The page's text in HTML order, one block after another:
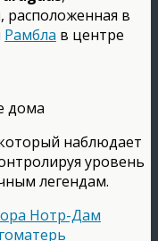
расположенная в
Рамбла в центре
дома
наблюдает
уровень
легендам.
Нотр-Дам